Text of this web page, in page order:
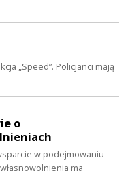
„Speed”. Policjanci mają
o
w podejmowaniu
ma